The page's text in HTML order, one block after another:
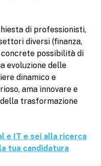
di professionisti,
diversi (finanza,
possibilità di
evoluzione delle
dinamico e
ama innovare e
trasformazione
e IT e sei alla ricerca
tua candidatura